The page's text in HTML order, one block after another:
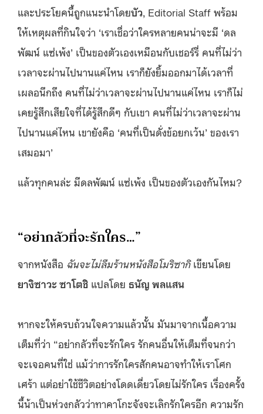
และประโยคนี้ถูกแนะนำโดยบัว , Editorial Staff พร้อม
ให้เหตุผลที่กินใจว่า ‘เราเชื่อว่าใครหลายคนน่าจะมี ‘ดล
พัฒน์ แซ่เพ้ง’ เป็นของตัวเองเหมือนกับเชอร์รี่ คนที่ไม่ว่า
เวลาจะผ่านไปนานแค่ไหน เราก็ยังยิ้มออกมาได้เวลาที่
เผลอนึกถึง คนที่ไม่ว่าเวลาจะผ่านไปนานแค่ไหน เราก็ไม่
เคยรู้สึกเสียใจที่ได้รู้สึกดีๆ กับเขา คนที่ไม่ว่าเวลาจะผ่าน
ไปนานแค่ไหน เขายังคือ ‘คนที่เป็นดั่งข้อยกเว้น’ ของเรา
เสมอมา’
แล้วทุกคนล่ะ มีดลพัฒน์ แซ่เพ้ง เป็นของตัวเองกันไหม?
“อย่ากลัวที่จะรักใคร…”
จากหนังสือ ฉันจะไม่ลืมร้านหนังสือโมริซากิเขียนโดย
ยางิซาวะ ซาโตชิ แปลโดย ธนัญ พลแสน
หากจะให้ครบถ้วนใจความแล้วนั้น มันมาจากเนื้อความ
เต็มที่ว่า “อย่ากลัวที่จะรักใคร รักคนอื่นให้เต็มที่จนกว่า
จะเจอคนที่ใช่ แม้ว่าการรักใครสักคนอาจทำให้เราโศก
เศร้า แต่อย่าใช้ชีวิตอย่างโดดเดี่ยวโดยไม่รักใคร เรื่องครั้ง
นี้น้าเป็นห่วงกลัวว่าทาคาโกะจังจะเลิกรักใครอีก ความรัก